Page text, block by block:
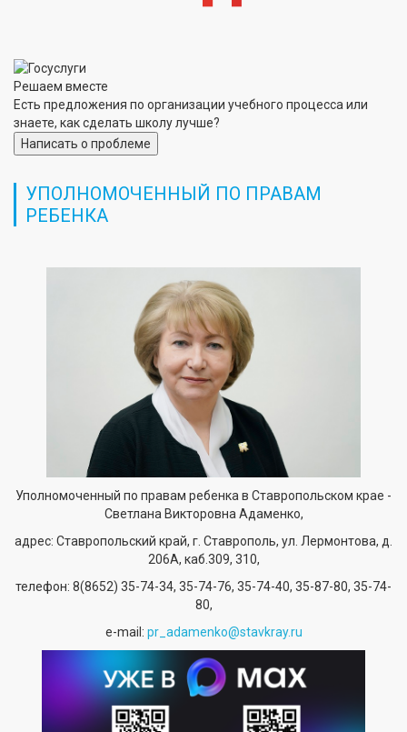
Решаем вместе
Есть предложения по организации учебного процесса или
знаете, как сделать школу лучше?
Написать о проблеме
УПОЛНОМОЧЕННЫЙ ПО ПРАВАМ
РЕБЕНКА
Уполномоченный по правам ребенка в Ставропольском крае -
Светлана Викторовна Адаменко,
адрес: Ставропольский край, г. Ставрополь, ул. Лермонтова, д.
206А, каб.309, 310,
телефон: 8(8652) 35-74-34, 35-74-76, 35-74-40, 35-87-80, 35-74-
80,
е-mail: pr_adamenko@stavkray.ru